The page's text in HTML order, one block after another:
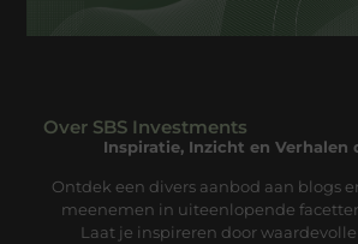
Over SBS Investments
Inspiratie, Inzicht en Verhalen
Ontdek een divers aanbod aan blogs
meenemen in uiteenlopende
Laat je inspireren door